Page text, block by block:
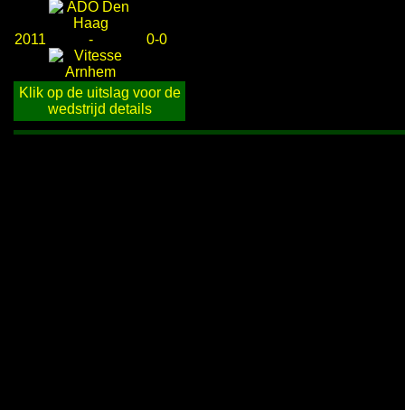
2011 - 0-0
Klik op de uitslag voor de
wedstrijd details